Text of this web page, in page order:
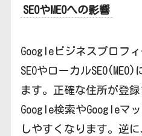
SEOやMEOへの影響
Googleビジネスプロフ
SEOやローカル
ます。正確な住所が登録
Google検索やGoogleマ
しやすくなります。逆